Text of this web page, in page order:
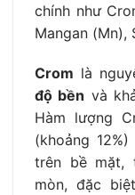
chính như
Mangan (Mn),
Crom là
độ bền và
Hàm lượng
(khoảng
trên bề mặt,
mòn, đặc